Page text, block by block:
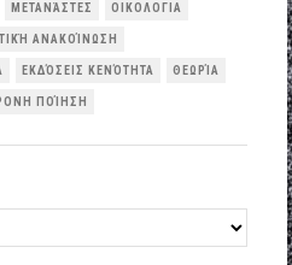
ΜΕΤΑΝΆΣΤΕΣ ΟΙΚΟΛΟΓΙΑ
ΑΝΑΚΟΊΝΩΣΗ
ΕΚΔΌΣΕΙΣ ΚΕΝΌΤΗΤΑ ΘΕΩΡΊΑ
ΠΟΊΗΣΗ